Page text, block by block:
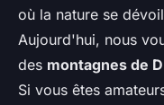
où la nature se
Aujourd'hui, nous
des montagnes de
Si vous êtes